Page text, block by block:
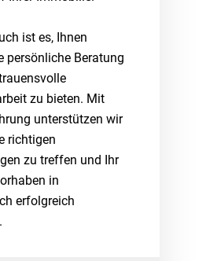
ist es, Ihnen
persönliche Beratung
zu bieten. Mit
unterstützen wir
richtigen
zu treffen und Ihr
in
erfolgreich